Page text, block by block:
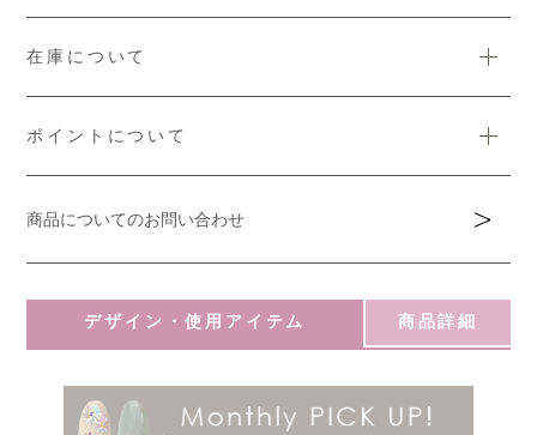
在庫について
ポイントについて
商品についてのお問い合わせ
デザイン・使用アイテム 商品詳細